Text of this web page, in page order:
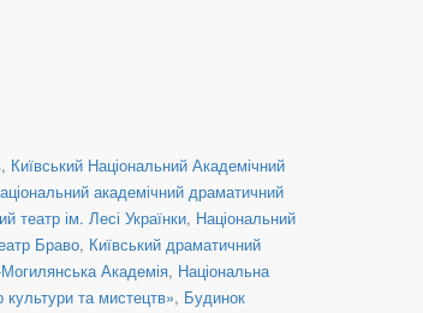
, Київський Національний Академічний
академічний драматичний
театр ім. Лесі Українки, Національний
Браво, Київський драматичний
Академія, Національна
та мистецтв», Будинок